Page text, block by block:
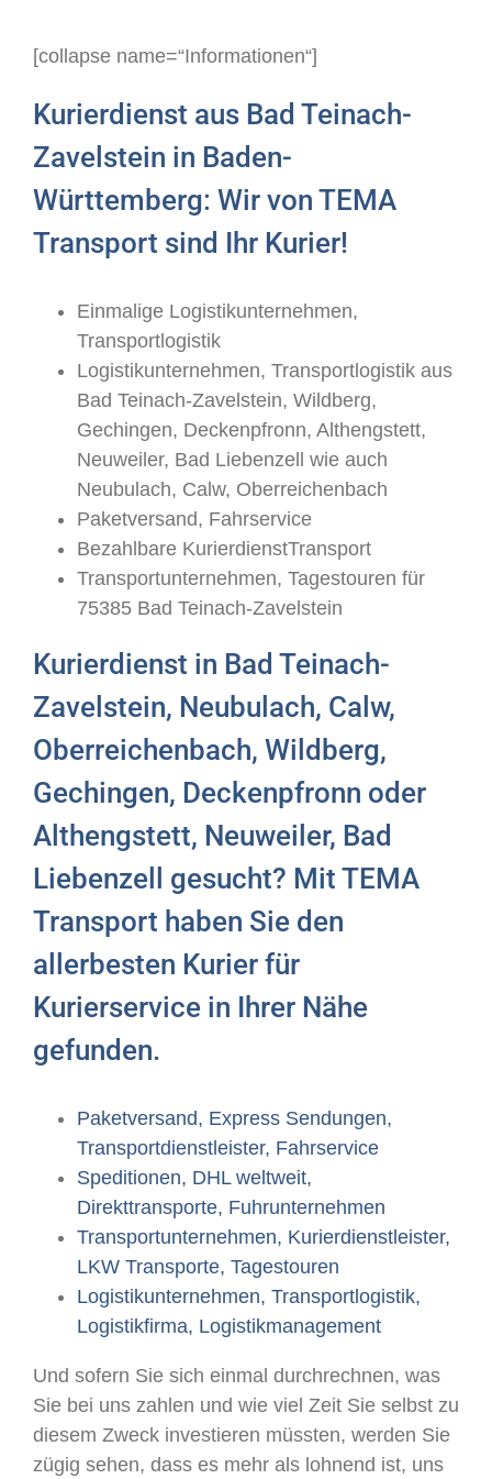
[collapse name=“Informationen“]
Kurierdienst aus Bad Teinach-
Zavelstein in Baden-
Württemberg: Wir von TEMA
Transport sind Ihr Kurier!
Einmalige Logistikunternehmen,
Transportlogistik
Logistikunternehmen, Transportlogistik aus
Bad Teinach-Zavelstein, Wildberg,
Gechingen, Deckenpfronn, Althengstett,
Neuweiler, Bad Liebenzell wie auch
Neubulach, Calw, Oberreichenbach
Paketversand, Fahrservice
Bezahlbare KurierdienstTransport
Transportunternehmen, Tagestouren für
75385 Bad Teinach-Zavelstein
Kurierdienst in Bad Teinach-
Zavelstein, Neubulach, Calw,
Oberreichenbach, Wildberg,
Gechingen, Deckenpfronn oder
Althengstett, Neuweiler, Bad
Liebenzell gesucht? Mit TEMA
Transport haben Sie den
allerbesten Kurier für
Kurierservice in Ihrer Nähe
gefunden.
Paketversand, Express Sendungen,
Transportdienstleister, Fahrservice
Speditionen, DHL weltweit,
Direkttransporte, Fuhrunternehmen
Transportunternehmen, Kurierdienstleister,
LKW Transporte, Tagestouren
Logistikunternehmen, Transportlogistik,
Logistikfirma, Logistikmanagement
Und sofern Sie sich einmal durchrechnen, was
Sie bei uns zahlen und wie viel Zeit Sie selbst zu
diesem Zweck investieren müssten, werden Sie
zügig sehen, dass es mehr als lohnend ist, uns